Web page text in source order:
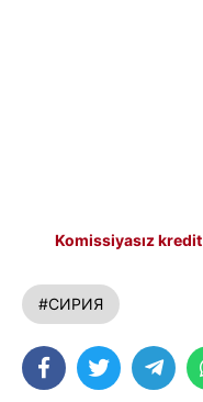
Komissiyasız
#СИРИЯ